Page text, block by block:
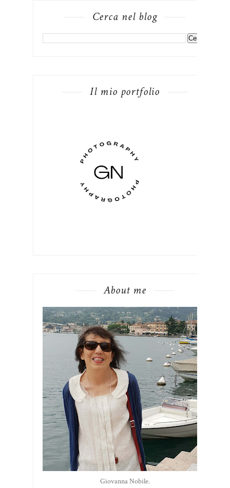
Cerca nel blog
Il mio portfolio
About me
Giovanna Nobile.